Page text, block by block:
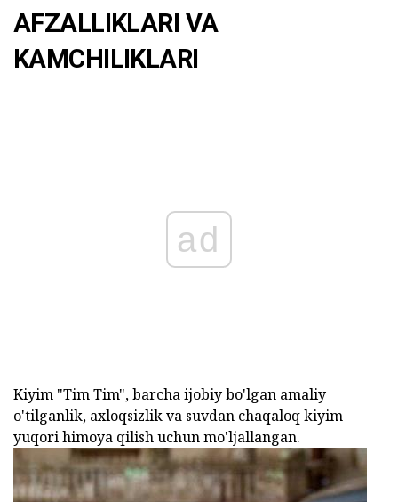
AFZALLIKLARI VA
KAMCHILIKLARI
ad
Kiyim "Tim Tim", barcha ijobiy bo'lgan amaliy
o'tilganlik, axloqsizlik va suvdan chaqaloq kiyim
yuqori himoya qilish uchun mo'ljallangan.